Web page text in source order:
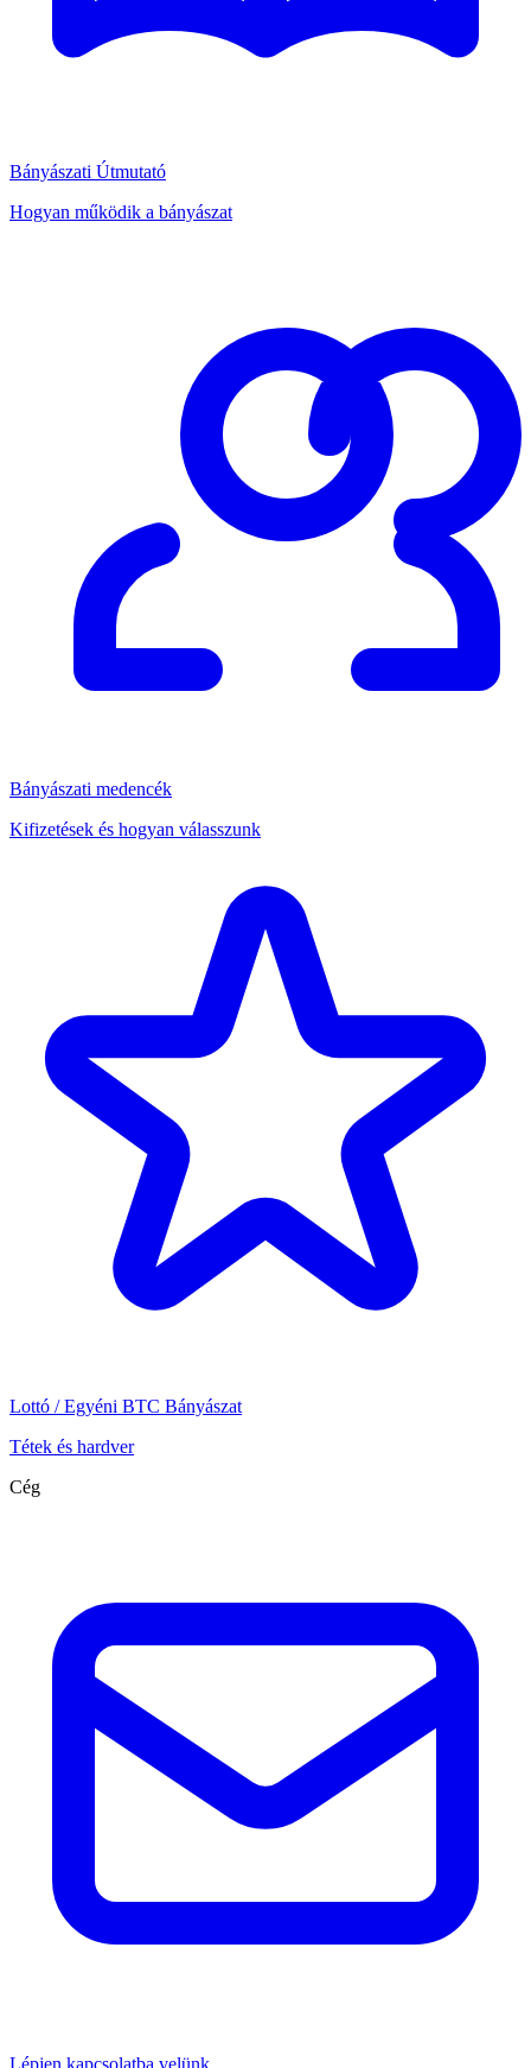
Bányászati Útmutató
Hogyan működik a bányászat
Bányászati medencék
Kifizetések és hogyan válasszunk
Lottó / Egyéni BTC Bányászat
Tétek és hardver
Cég
Lépjen kapcsolatba velünk